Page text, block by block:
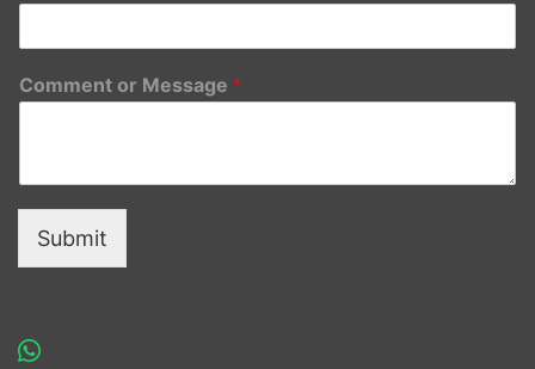
Comment or Message *
Submit